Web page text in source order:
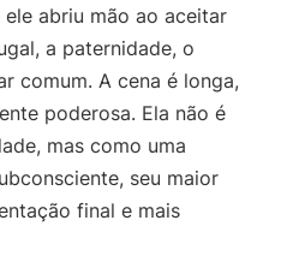
abriu mão ao aceitar
a paternidade, o
comum. A cena é longa,
poderosa. Ela não é
mas como uma
seu maior
final e mais